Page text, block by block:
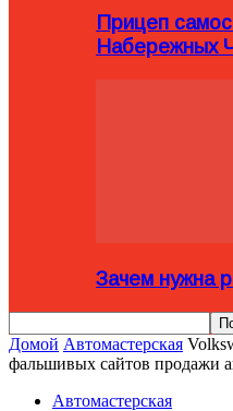
Прицеп
Набережных
Зачем нужна
Домой Автомастерская
фальшивых сайтов продажи
Автомастерская